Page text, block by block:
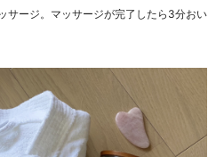
サージ。マッサージが完了したら3分おい